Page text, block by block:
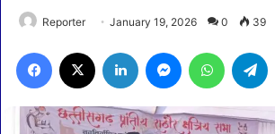
Reporter January 19, 2026 0 39
Facebook LinkedIn MessengerWhatsApp